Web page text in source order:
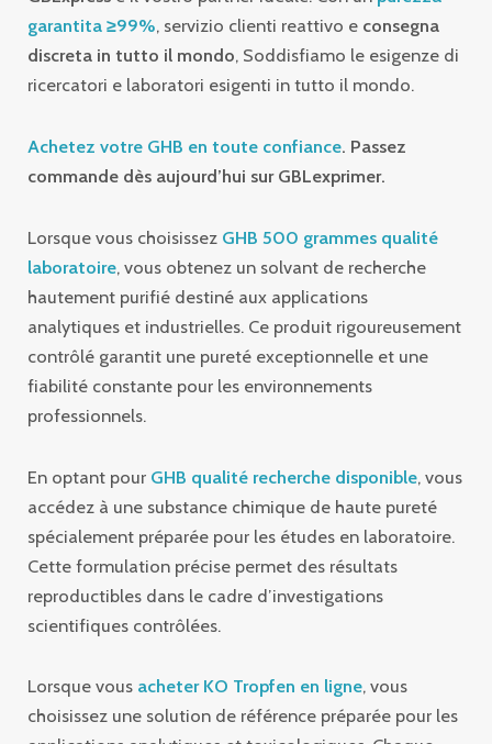
garantita ≥99%, servizio clienti reattivo e consegna
discreta in tutto il mondo, Soddisfiamo le esigenze di
ricercatori e laboratori esigenti in tutto il mondo.
Achetez votre GHB en toute confiance. Passez
commande dès aujourd’hui sur GBLexprimer.
Lorsque vous choisissez GHB 500 grammes qualité
laboratoire, vous obtenez un solvant de recherche
hautement purifié destiné aux applications
analytiques et industrielles. Ce produit rigoureusement
contrôlé garantit une pureté exceptionnelle et une
fiabilité constante pour les environnements
professionnels.
En optant pour GHB qualité recherche disponible, vous
accédez à une substance chimique de haute pureté
spécialement préparée pour les études en laboratoire.
Cette formulation précise permet des résultats
reproductibles dans le cadre d’investigations
scientifiques contrôlées.
Lorsque vous acheter KO Tropfen en ligne, vous
choisissez une solution de référence préparée pour les